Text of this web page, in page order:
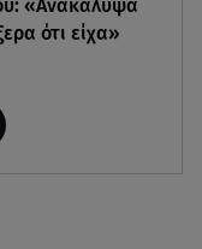
«Ανακάλυψα
ότι είχα»